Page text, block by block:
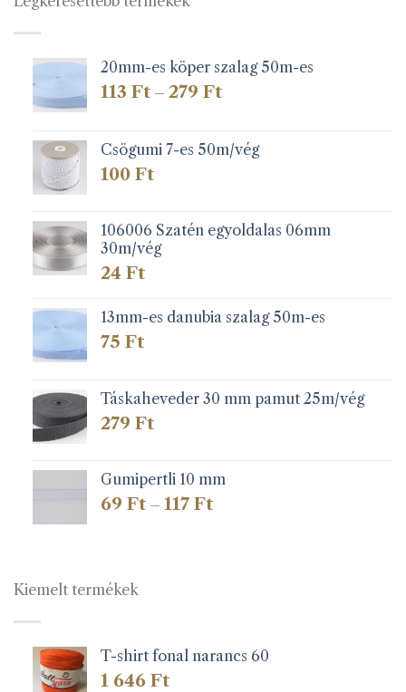
20mm-es köper szalag 50m-es
113 Ft – 279 FtÁrtartomány:
279 Ft
Csögumi 7-es 50m/vég
100 Ft
106006 Szatén egyoldalas 06mm
30m/vég
24 Ft
13mm-es danubia szalag 50m-es
75 Ft
Táskaheveder 30 mm pamut 25m/vég
279 Ft
Gumipertli 10 mm
69 Ft – 117 FtÁrtartomány:
Kiemelt termékek
T-shirt fonal narancs 60
1 646 Ft